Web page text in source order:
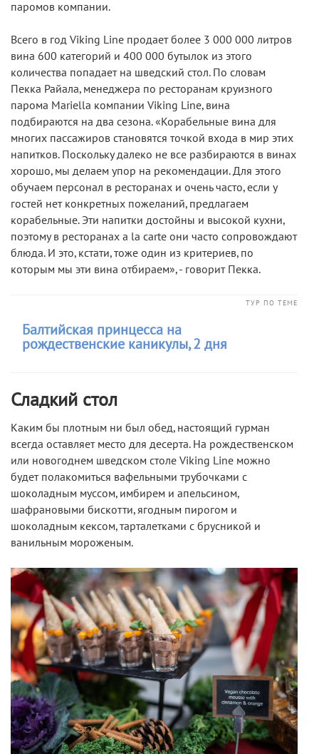
паромов компании.
Всего в год Viking Line продает более 3 000 000 литров
вина 600 категорий и 400 000 бутылок из этого
количества попадает на шведский стол. По словам
Пекка Райала, менеджера по ресторанам круизного
парома Mariella компании Viking Line, вина
подбираются на два сезона. «Корабельные вина для
многих пассажиров становятся точкой входа в мир этих
напитков. Поскольку далеко не все разбираются в винах
хорошо, мы делаем упор на рекомендации. Для этого
обучаем персонал в ресторанах и очень часто, если у
гостей нет конкретных пожеланий, предлагаем
корабельные. Эти напитки достойны и высокой кухни,
поэтому в ресторанах a la carte они часто сопровождают
блюда. И это, кстати, тоже один из критериев, по
которым мы эти вина отбираем», - говорит Пекка.
ТУР ПО ТЕМЕ
Балтийская принцесса на
рождественские каникулы, 2 дня
Сладкий стол
Каким бы плотным ни был обед, настоящий гурман
всегда оставляет место для десерта. На рождественском
или новогоднем шведском столе Viking Line можно
будет полакомиться вафельными трубочками с
шоколадным муссом, имбирем и апельсином,
шафрановыми бискотти, ягодным пирогом и
шоколадным кексом, тарталетками с брусникой и
ванильным мороженым.